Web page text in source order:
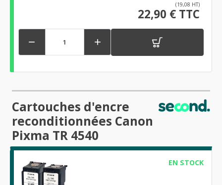
(19,08 HT)
22,90 € TTC
 
Cartouches d'encre
reconditionnées Canon
Pixma TR 4540
EN STOCK